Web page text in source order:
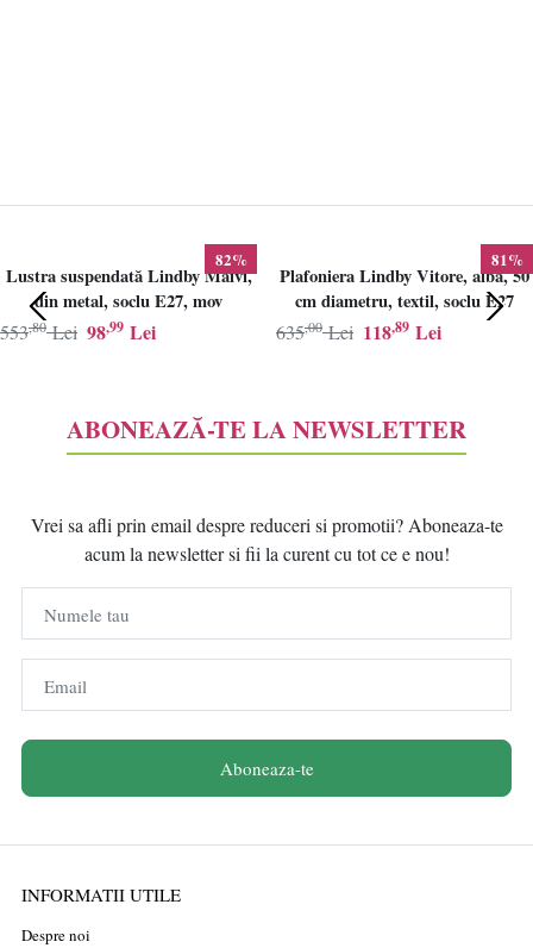
82%
Lustra suspendată Lindby Maivi,
din metal, soclu E27, mov
98,99 Lei
553,80 Lei
81%
Plafoniera Lindby Vitore, alba, 50
cm diametru, textil, soclu E27
118,89 Lei
635,00 Lei
ABONEAZĂ-TE LA NEWSLETTER
Vrei sa afli prin email despre reduceri si promotii? Aboneaza-te
acum la newsletter si fii la curent cu tot ce e nou!
Numele tau
Email
Aboneaza-te
INFORMATII UTILE
Despre noi